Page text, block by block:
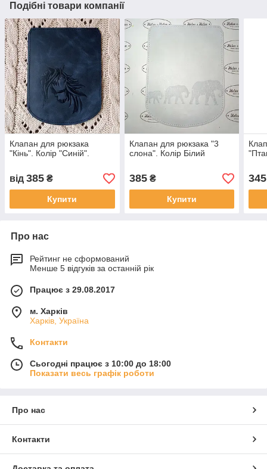
Подібні товари компанії
Клапан для рюкзака
"Кiнь". Колір "Синій".
від 385 ₴
Купити
Клапан для рюкзака "3
слона". Колір Білий
385₴
Купити
345
Про нас
Рейтинг не сформований
Менше 5 відгуків за останній рік
Працює з 29.08.2017
м. Харків
Харків, Україна
Контакти
Сьогодні працює з 10:00 до 18:00
Показати весь графік роботи
Про нас
Контакти